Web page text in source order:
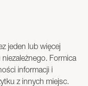
jeden lub więcej
Formica
informacji i
z innych miejsc.